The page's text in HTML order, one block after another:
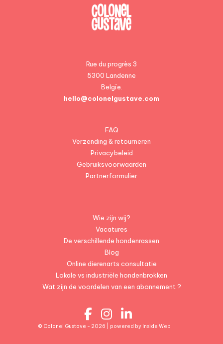
Rue du progrès 3
5300 Landenne
Belgïe.
hello@colonelgustave.com
FAQ
Verzending & retourneren
Privacybeleid
Gebruiksvoorwaarden
Partnerformulier
Wie zijn wij?
Vacatures
De verschillende hondenrassen
Blog
Online dierenarts consultatie
Lokale vs industriële hondenbrokken
Wat zijn de voordelen van een abonnement ?
© Colonel Gustave - 2026 | powered by Inside Web